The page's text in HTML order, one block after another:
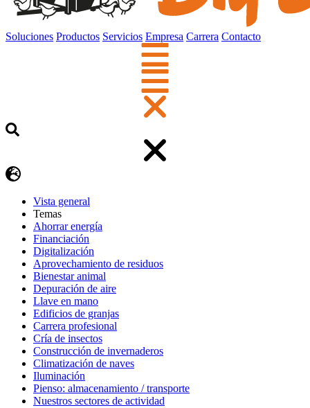
Soluciones Productos Servicios Empresa Carrera Contacto
Vista general
Temas
Ahorrar energía
Financiación
Digitalización
Aprovechamiento de residuos
Bienestar animal
Depuración de aire
Llave en mano
Edificios de granjas
Carrera profesional
Cría de insectos
Construcción de invernaderos
Climatización de naves
Iluminación
Pienso: almacenamiento / transporte
Nuestros sectores de actividad